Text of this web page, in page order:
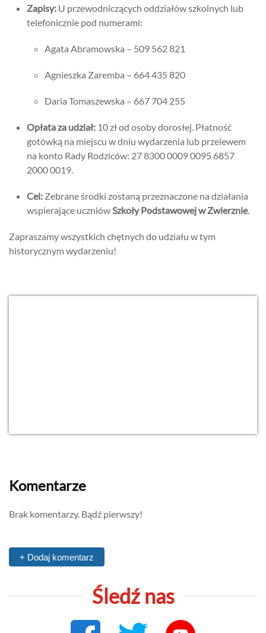
Zapisy: U przewodniczących oddziałów szkolnych lub
telefonicznie pod numerami:
Agata Abramowska – 509 562 821
Agnieszka Zaremba – 664 435 820
Daria Tomaszewska – 667 704 255
Opłata za udział: 10 zł od osoby dorosłej. Płatność
gotówką na miejscu w dniu wydarzenia lub przelewem
na konto Rady Rodziców: 27 8300 0009 0095 6857
2000 0019.
Cel: Zebrane środki zostaną przeznaczone na działania
wspierające uczniówSzkoły Podstawowej w Zwierznie.
Zapraszamy wszystkich chętnych do udziału w tym
historycznym wydarzeniu!
Komentarze
Brak komentarzy. Bądź pierwszy!
+ Dodaj komentarz
Śledź nas